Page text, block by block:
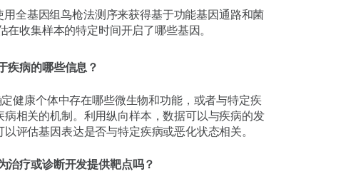
全基因组鸟枪法测序来获得基于功能基因通路和菌
收集样本的特定时间开启了哪些基因。
疾病的哪些信息？
健康个体中存在哪些微生物和功能，或者与特定疾
相关的机制。利用纵向样本，数据可以与疾病的发
评估基因表达是否与特定疾病或恶化状态相关。
治疗或诊断开发提供靶点吗？